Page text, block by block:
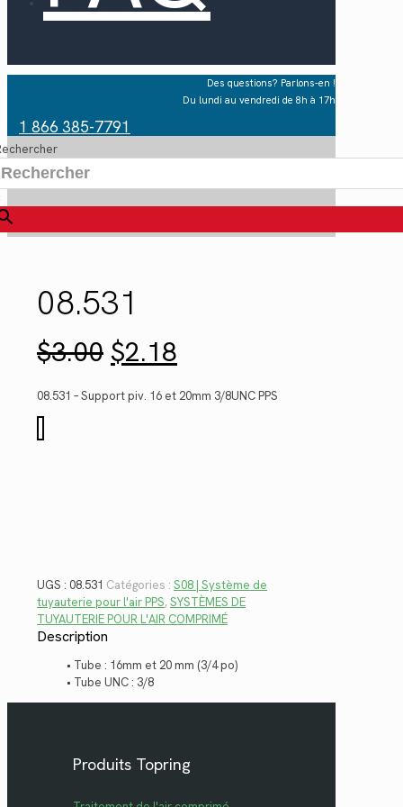
Des questions? Parlons-en !
Du lundi au vendredi de 8h à 17h
1 866 385-7791
08.531
$3.00 Le
prix
initial
était :
$2.18prix
actuel
est :
08.531 – Support piv. 16 et 20mm 3/8UNC PPS
de
UGS : 08.531 Catégories : S08 | Système de
tuyauterie pour l'air PPS,SYSTÈMES DE
TUYAUTERIE POUR L'AIR COMPRIMÉ
Description
• Tube : 16mm et 20 mm (3/4 po)
• Tube UNC : 3/8
Produits Topring